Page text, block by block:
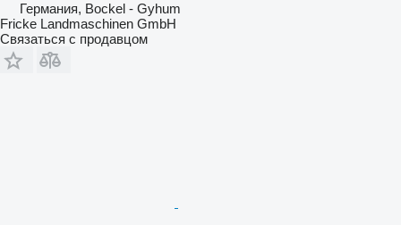
Германия, Bockel - Gyhum
Fricke Landmaschinen GmbH
Связаться с продавцом